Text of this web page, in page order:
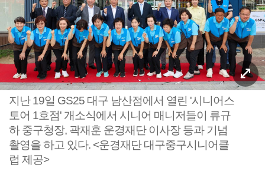
지난 19일 GS25 대구 남산점에서 열린 '시니어스
토어 1호점' 개소식에서 시니어 매니저들이 류규
하 중구청장, 곽재훈 운경재단 이사장 등과 기념
촬영을 하고 있다. <운경재단 대구중구시니어클
럽 제공>